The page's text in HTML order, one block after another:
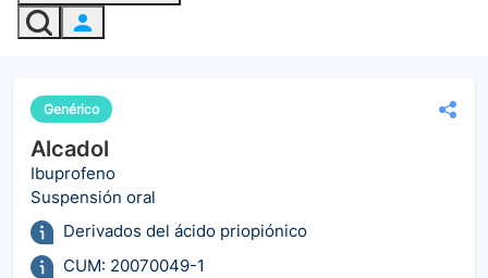
Genérico
Alcadol
Ibuprofeno
Suspensión oral
Derivados del ácido priopiónico
CUM: 20070049-1